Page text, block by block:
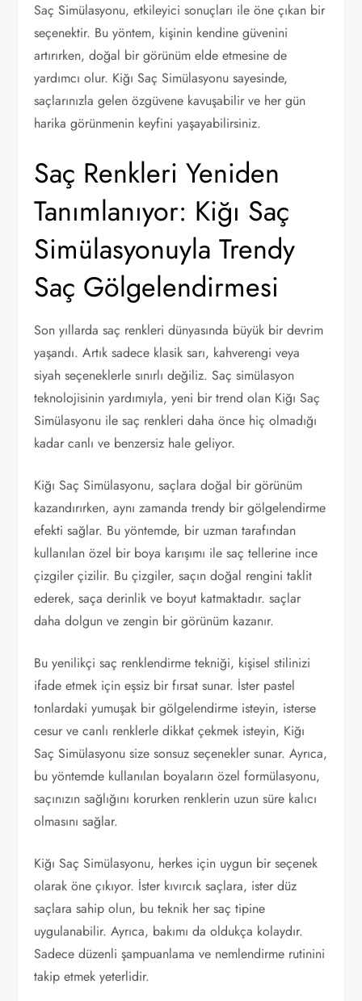
Saç Simülasyonu, etkileyici sonuçları ile öne çıkan bir
seçenektir. Bu yöntem, kişinin kendine güvenini
artırırken, doğal bir görünüm elde etmesine de
yardımcı olur. Kiğı Saç Simülasyonu sayesinde,
saçlarınızla gelen özgüvene kavuşabilir ve her gün
harika görünmenin keyfini yaşayabilirsiniz.
Saç Renkleri Yeniden
Tanımlanıyor: Kiğı Saç
Simülasyonuyla Trendy
Saç Gölgelendirmesi
Son yıllarda saç renkleri dünyasında büyük bir devrim
yaşandı. Artık sadece klasik sarı, kahverengi veya
siyah seçeneklerle sınırlı değiliz. Saç simülasyon
teknolojisinin yardımıyla, yeni bir trend olan Kiğı Saç
Simülasyonu ile saç renkleri daha önce hiç olmadığı
kadar canlı ve benzersiz hale geliyor.
Kiğı Saç Simülasyonu, saçlara doğal bir görünüm
kazandırırken, aynı zamanda trendy bir gölgelendirme
efekti sağlar. Bu yöntemde, bir uzman tarafından
kullanılan özel bir boya karışımı ile saç tellerine ince
çizgiler çizilir. Bu çizgiler, saçın doğal rengini taklit
ederek, saça derinlik ve boyut katmaktadır. saçlar
daha dolgun ve zengin bir görünüm kazanır.
Bu yenilikçi saç renklendirme tekniği, kişisel stilinizi
ifade etmek için eşsiz bir fırsat sunar. İster pastel
tonlardaki yumuşak bir gölgelendirme isteyin, isterse
cesur ve canlı renklerle dikkat çekmek isteyin, Kiğı
Saç Simülasyonu size sonsuz seçenekler sunar. Ayrıca,
bu yöntemde kullanılan boyaların özel formülasyonu,
saçınızın sağlığını korurken renklerin uzun süre kalıcı
olmasını sağlar.
Kiğı Saç Simülasyonu, herkes için uygun bir seçenek
olarak öne çıkıyor. İster kıvırcık saçlara, ister düz
saçlara sahip olun, bu teknik her saç tipine
uygulanabilir. Ayrıca, bakımı da oldukça kolaydır.
Sadece düzenli şampuanlama ve nemlendirme rutinini
takip etmek yeterlidir.